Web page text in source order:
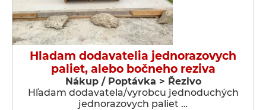
Hladam dodavatelia jednorazovych
paliet, alebo bočneho reziva
Nákup / Poptávka > Řezivo
Hľadam dodavatela/vyrobcu jednoduchých
jednorazovych paliet …